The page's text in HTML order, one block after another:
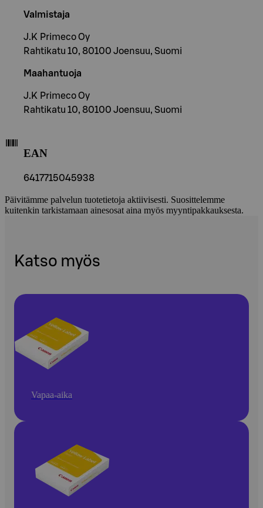
Valmistaja
J.K Primeco Oy
Rahtikatu 10, 80100 Joensuu, Suomi
Maahantuoja
J.K Primeco Oy
Rahtikatu 10, 80100 Joensuu, Suomi
EAN
6417715045938
Päivitämme palvelun tuotetietoja aktiivisesti. Suosittelemme
kuitenkin tarkistamaan ainesosat aina myös myyntipakkauksesta.
Katso myös
Vapaa-aika